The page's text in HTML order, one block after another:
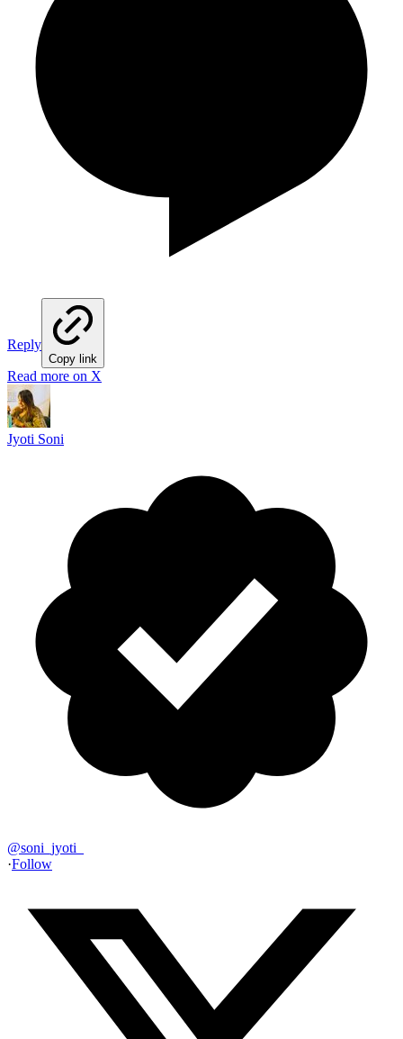
Reply
Copy link
Read more on X
Jyoti Soni
@soni_jyoti_
·Follow